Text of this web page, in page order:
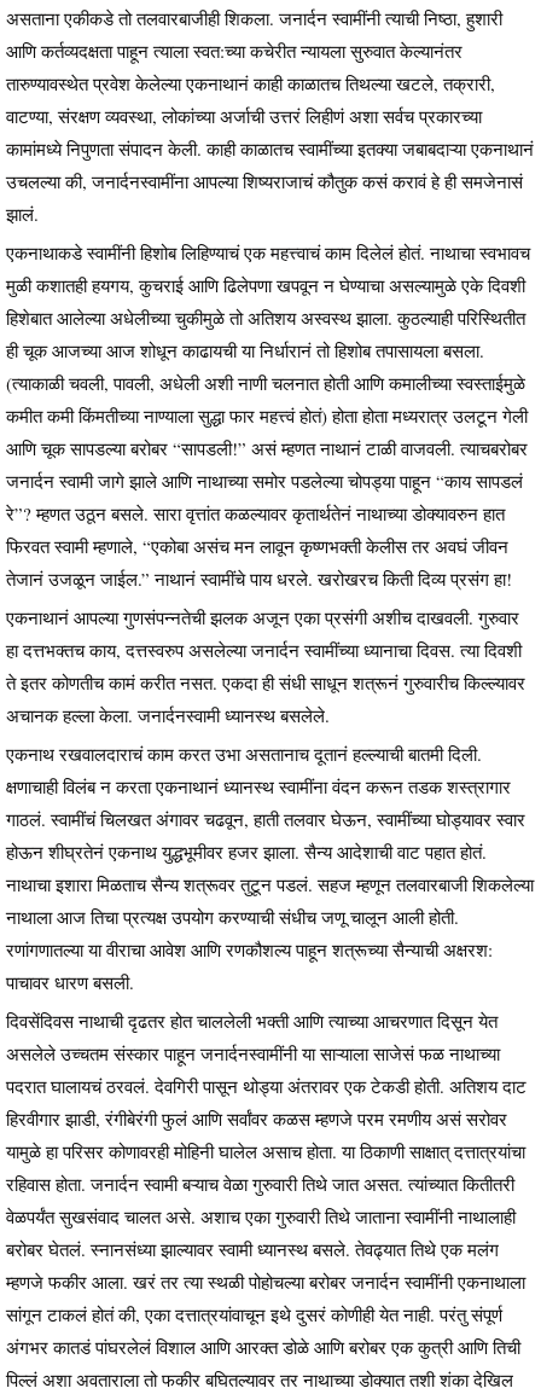
असताना एकीकडे तो तलवारबाजीही शिकला. जनार्दन स्वामींनी त्याची निष्ठा, हुशारी
आणि कर्तव्यदक्षता पाहून त्याला स्वत:च्या कचेरीत न्यायला सुरुवात केल्यानंतर
तारुण्यावस्थेत प्रवेश केलेल्या एकनाथानं काही काळातच तिथल्या खटले, तक्रारी,
वाटण्या, संरक्षण व्यवस्था, लोकांच्या अर्जाची उत्तरं लिहीणं अशा सर्वच प्रकारच्या
कामांमध्ये निपुणता संपादन केली. काही काळातच स्वामींच्या इतक्या जबाबदाऱ्या एकनाथानं
उचलल्या की, जनार्दनस्वामींना आपल्या शिष्यराजाचं कौतुक कसं करावं हे ही समजेनासं
झालं.
एकनाथाकडे स्वामींनी हिशोब लिहिण्याचं एक महत्त्वाचं काम दिलेलं होतं. नाथाचा स्वभावच
मुळी कशातही हयगय, कुचराई आणि ढिलेपणा खपवून न घेण्याचा असल्यामुळे एके दिवशी
हिशेबात आलेल्या अधेलीच्या चुकीमुळे तो अतिशय अस्वस्थ झाला. कुठल्याही परिस्थितीत
ही चूक आजच्या आज शोधून काढायची या निर्धारानं तो हिशोब तपासायला बसला.
(त्याकाळी चवली, पावली, अधेली अशी नाणी चलनात होती आणि कमालीच्या स्वस्ताईमुळे
कमीत कमी किंमतीच्या नाण्याला सुद्धा फार महत्त्वं होतं) होता होता मध्यरात्र उलटून गेली
आणि चूक सापडल्या बरोबर “सापडली!” असं म्हणत नाथानं टाळी वाजवली. त्याचबरोबर
जनार्दन स्वामी जागे झाले आणि नाथाच्या समोर पडलेल्या चोपड्या पाहून “काय सापडलं
रे”? म्हणत उठून बसले. सारा वृत्तांत कळल्यावर कृतार्थतेनं नाथाच्या डोक्यावरुन हात
फिरवत स्वामी म्हणाले, “एकोबा असंच मन लावून कृष्णभक्ती केलीस तर अवघं जीवन
तेजानं उजळून जाईल.” नाथानं स्वामींचे पाय धरले. खरोखरच किती दिव्य प्रसंग हा!
एकनाथानं आपल्या गुणसंपन्नतेची झलक अजून एका प्रसंगी अशीच दाखवली. गुरुवार
हा दत्तभक्तच काय, दत्तस्वरुप असलेल्या जनार्दन स्वामींच्या ध्यानाचा दिवस. त्या दिवशी
ते इतर कोणतीच कामं करीत नसत. एकदा ही संधी साधून शत्रूनं गुरुवारीच किल्ल्यावर
अचानक हल्ला केला. जनार्दनस्वामी ध्यानस्थ बसलेले.
एकनाथ रखवालदाराचं काम करत उभा असतानाच दूतानं हल्ल्याची बातमी दिली.
क्षणाचाही विलंब न करता एकनाथानं ध्यानस्थ स्वामींना वंदन करून तडक शस्त्रागार
गाठलं. स्वामींचं चिलखत अंगावर चढवून, हाती तलवार घेऊन, स्वामींच्या घोड्यावर स्वार
होऊन शीघ्रतेनं एकनाथ युद्धभूमीवर हजर झाला. सैन्य आदेशाची वाट पहात होतं.
नाथाचा इशारा मिळताच सैन्य शत्रूवर तुटून पडलं. सहज म्हणून तलवारबाजी शिकलेल्या
नाथाला आज तिचा प्रत्यक्ष उपयोग करण्याची संधीच जणू चालून आली होती.
रणांगणातल्या या वीराचा आवेश आणि रणकौशल्य पाहून शत्रूच्या सैन्याची अक्षरश:
पाचावर धारण बसली.
दिवसेंदिवस नाथाची दृढतर होत चाललेली भक्ती आणि त्याच्या आचरणात दिसून येत
असलेले उच्चतम संस्कार पाहून जनार्दनस्वामींनी या साऱ्याला साजेसं फळ नाथाच्या
पदरात घालायचं ठरवलं. देवगिरी पासून थोड्या अंतरावर एक टेकडी होती. अतिशय दाट
हिरवीगार झाडी, रंगीबेरंगी फुलं आणि सर्वांवर कळस म्हणजे परम रमणीय असं सरोवर
यामुळे हा परिसर कोणावरही मोहिनी घालेल असाच होता. या ठिकाणी साक्षात् दत्तात्रयांचा
रहिवास होता. जनार्दन स्वामी बऱ्याच वेळा गुरुवारी तिथे जात असत. त्यांच्यात कितीतरी
वेळपर्यंत सुखसंवाद चालत असे. अशाच एका गुरुवारी तिथे जाताना स्वामींनी नाथालाही
बरोबर घेतलं. स्नानसंध्या झाल्यावर स्वामी ध्यानस्थ बसले. तेवढ्यात तिथे एक मलंग
म्हणजे फकीर आला. खरं तर त्या स्थळी पोहोचल्या बरोबर जनार्दन स्वामींनी एकनाथाला
सांगून टाकलं होतं की, एका दत्तात्रयांवाचून इथे दुसरं कोणीही येत नाही. परंतु संपूर्ण
अंगभर कातडं पांघरलेलं विशाल आणि आरक्त डोळे आणि बरोबर एक कुत्री आणि तिची
पिल्लं अशा अवताराला तो फकीर बघितल्यावर तर नाथाच्या डोक्यात तशी शंका देखिल